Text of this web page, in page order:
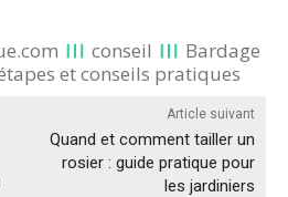
conseil
Bardage
et conseils pratiques
Article suivant
Quand et comment tailler un
rosier : guide pratique pour
les jardiniers